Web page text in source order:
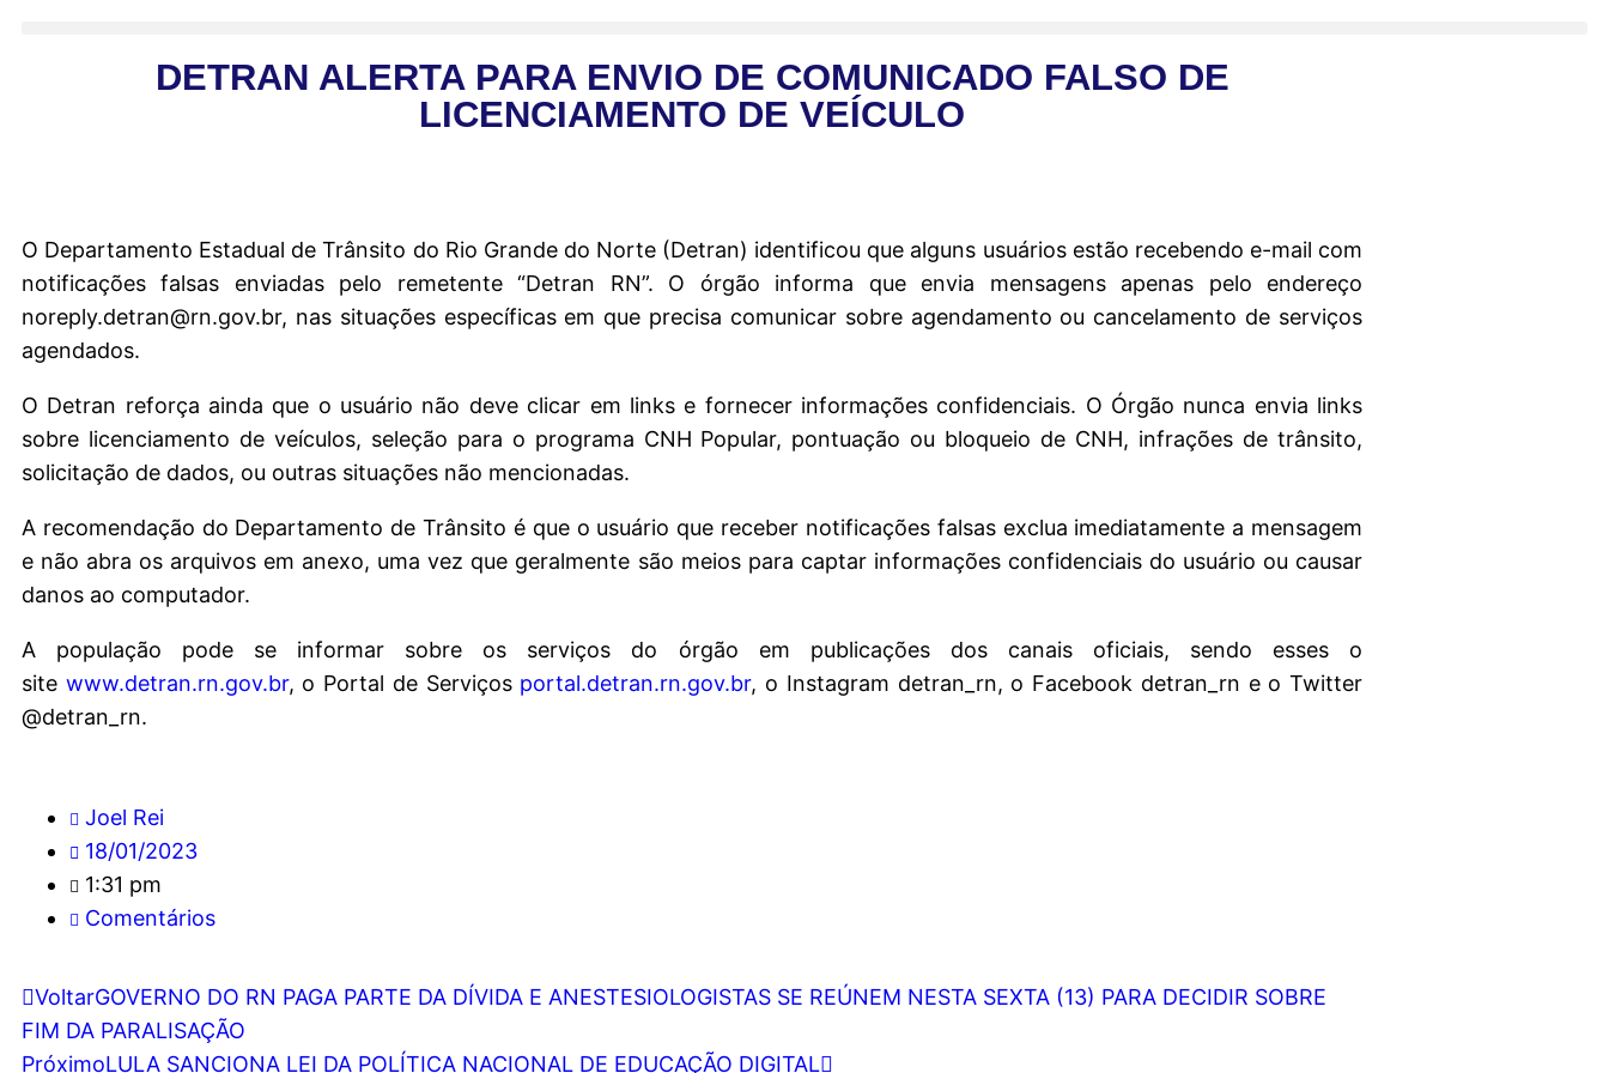
DETRAN ALERTA PARA ENVIO DE COMUNICADO FALSO DE
LICENCIAMENTO DE VEÍCULO
O Departamento Estadual de Trânsito do Rio Grande do Norte (Detran) identificou que alguns usuários estão recebendo e-mail com
notificações falsas enviadas pelo remetente “Detran RN”. O órgão informa que envia mensagens apenas pelo endereço
noreply.detran@rn.gov.br, nas situações específicas em que precisa comunicar sobre agendamento ou cancelamento de serviços
agendados.
O Detran reforça ainda que o usuário não deve clicar em links e fornecer informações confidenciais. O Órgão nunca envia links
sobre licenciamento de veículos, seleção para o programa CNH Popular, pontuação ou bloqueio de CNH, infrações de trânsito,
solicitação de dados, ou outras situações não mencionadas.
A recomendação do Departamento de Trânsito é que o usuário que receber notificações falsas exclua imediatamente a mensagem
e não abra os arquivos em anexo, uma vez que geralmente são meios para captar informações confidenciais do usuário ou causar
danos ao computador.
A população pode se informar sobre os serviços do órgão em publicações dos canais oficiais, sendo esses o
site www.detran.rn.gov.br, o Portal de Serviços portal.detran.rn.gov.br, o Instagram detran_rn, o Facebook detran_rn e o Twitter
@detran_rn.
Joel Rei
18/01/2023
1:31 pm
Comentários
VoltarGOVERNO DO RN PAGA PARTE DA DÍVIDA E ANESTESIOLOGISTAS SE REÚNEM NESTA SEXTA (13) PARA DECIDIR SOBRE
FIM DA PARALISAÇÃO
PróximoLULA SANCIONA LEI DA POLÍTICA NACIONAL DE EDUCAÇÃO DIGITAL